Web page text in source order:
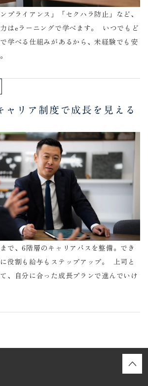
プライアンス」「セクハラ防止」など、
はeラーニングで学べます。 いつでもど
学べる仕組みがあるから、未経験でも安
ャリア制度で成長を見える
で、6階層のキャリアパスを整備。でき
役割も給与もステップアップ。 上司と
、自分に合った成長プランで進んでいけ